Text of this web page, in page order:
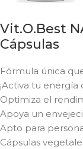
Vit.O.Best
Cápsulas
Fórmula única
¡Activa tu energía
Optimiza el
Apoya un
Apto para
Cápsulas